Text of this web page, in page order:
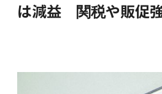
は減益 関税や販促